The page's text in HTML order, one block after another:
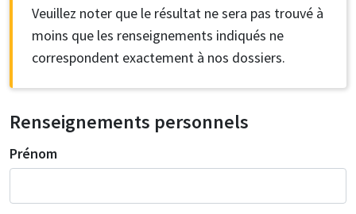
Veuillez noter que le résultat ne sera pas trouvé à
moins que les renseignements indiqués ne
correspondent exactement à nos dossiers.
Renseignements personnels
Prénom